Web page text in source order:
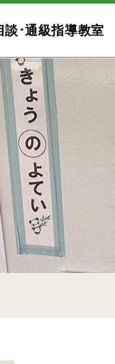
談･通級指導教室